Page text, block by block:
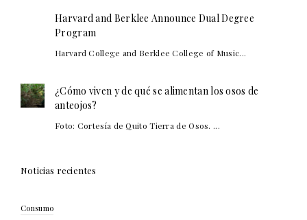
Harvard and Berklee Announce Dual Degree
Program
Harvard College and Berklee College of Music...
¿Cómo viven y de qué se alimentan los osos de
anteojos?
Foto: Cortesía de Quito Tierra de Osos. ...
Noticias recientes
Consumo